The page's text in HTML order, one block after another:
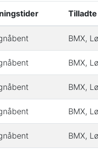
BMX,
BMX,
BMX,
BMX,
BMX,